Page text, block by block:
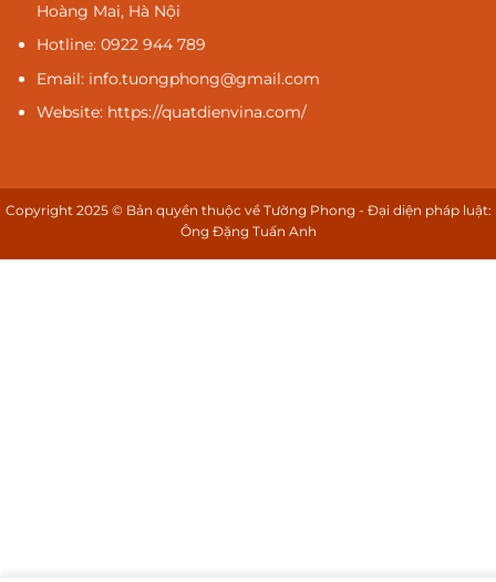
Hoàng Mai, Hà Nội
Hotline: 0922 944 789
Email: info.tuongphong@gmail.com
Website: https://quatdienvina.com/
Copyright 2025 © Bản quyền thuộc về Tường Phong - Đại diện pháp luật:
Ông Đặng Tuấn Anh